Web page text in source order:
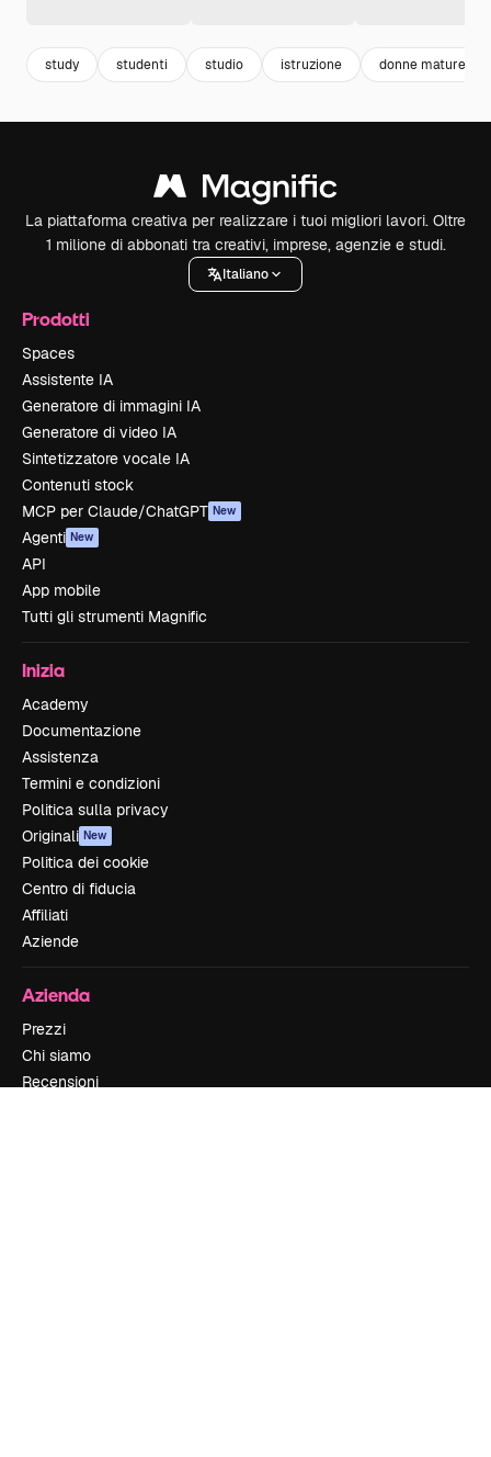
study studenti studio istruzione donne mature
La piattaforma creativa per realizzare i tuoi migliori lavori. Oltre
1 milione di abbonati tra creativi, imprese, agenzie e studi.
Italiano
Prodotti
Spaces
Assistente IA
Generatore di immagini IA
Generatore di video IA
Sintetizzatore vocale IA
Contenuti stock
MCP per Claude/ChatGPT New
Agenti New
API
App mobile
Tutti gli strumenti Magnific
Inizia
Academy
Documentazione
Assistenza
Termini e condizioni
Politica sulla privacy
Originali New
Politica dei cookie
Centro di fiducia
Affiliati
Aziende
Azienda
Prezzi
Chi siamo
Recensioni